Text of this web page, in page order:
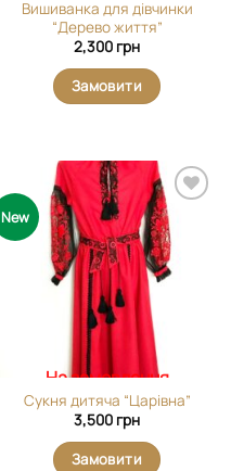
Вишиванка для дівчинки
“Дерево життя”
2,300 грн
Замовити
New
Додати
виріб у
вибране
На замовлення
Сукня дитяча “Царівна”
3,500 грн
Замовити